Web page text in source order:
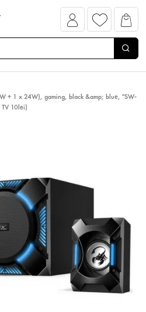
+ 1 x 24W), gaming, black &amp; blue, "SW-
10lei)